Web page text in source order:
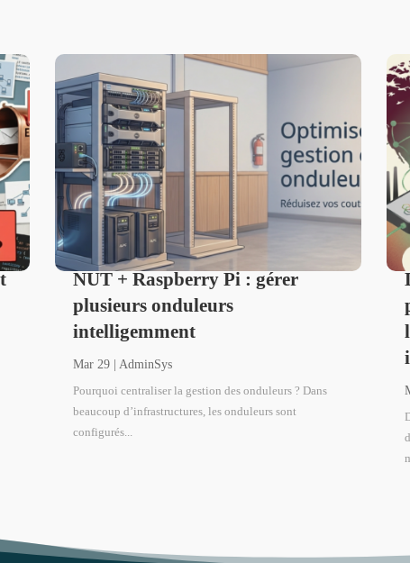
NUT + Raspberry Pi : gérer
plusieurs onduleurs
intelligemment
Mar 29| AdminSys
Pourquoi centraliser la gestion des onduleurs ? Dans
beaucoup d’infrastructures, les onduleurs sont
configurés...